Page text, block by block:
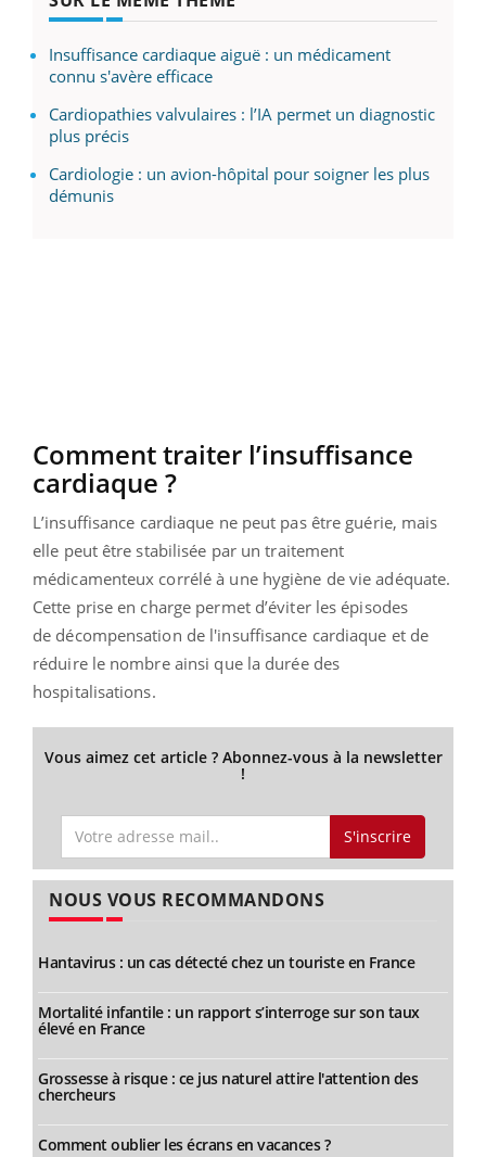
Insuffisance cardiaque aiguë : un médicament
connu s'avère efficace
Cardiopathies valvulaires : l’IA permet un diagnostic
plus précis
Cardiologie : un avion-hôpital pour soigner les plus
démunis
Comment traiter l’insuffisance
cardiaque ?
L’insuffisance cardiaque ne peut pas être guérie, mais
elle peut être stabilisée par un traitement
médicamenteux corrélé à une hygiène de vie adéquate.
Cette prise en charge permet d’éviter les épisodes
de décompensation de l'insuffisance cardiaque et de
réduire le nombre ainsi que la durée des
hospitalisations.
Vous aimez cet article ? Abonnez-vous à la newsletter
!
S'inscrire
NOUS VOUS RECOMMANDONS
Hantavirus : un cas détecté chez un touriste en France
Mortalité infantile : un rapport s’interroge sur son taux
élevé en France
Grossesse à risque : ce jus naturel attire l'attention des
chercheurs
Comment oublier les écrans en vacances ?